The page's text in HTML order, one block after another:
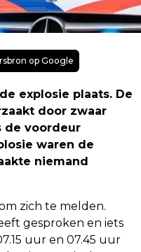
op Google
explosie plaats. De
door zwaar
de voordeur
waren de
niemand
zich te melden.
gesproken en iets
uur en 07.45 uur